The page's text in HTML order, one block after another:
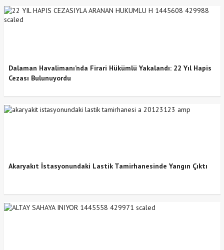
Dalaman Havalimanı’nda Firari Hükümlü Yakalandı: 22 Yıl Hapis
Cezası Bulunuyordu
Akaryakıt İstasyonundaki Lastik Tamirhanesinde Yangın Çıktı